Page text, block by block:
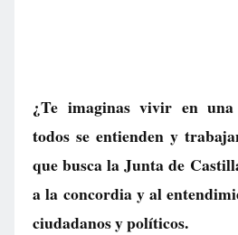
¿Te imaginas vivir en una
todos se entienden y
que busca la Junta de
a la concordia y al
ciudadanos y políticos.